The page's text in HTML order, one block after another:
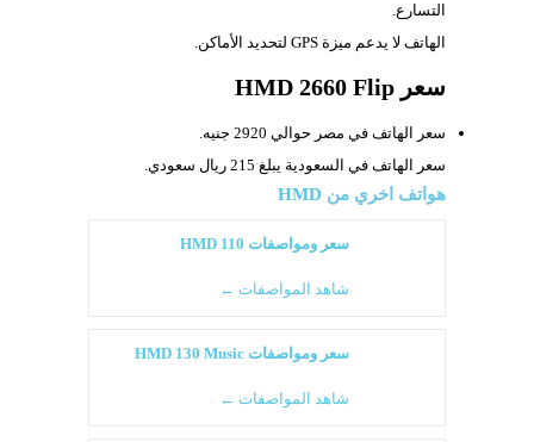
التسارع.
الهاتف لا يدعم ميزة GPS لتحديد الأماكن.
سعر HMD 2660 Flip
سعر الهاتف في مصر حوالي 2920 جنيه.
سعر الهاتف في السعودية يبلغ 215 ريال سعودي.
هواتف اخري من HMD
سعر ومواصفات HMD 110
شاهد المواصفات ←
سعر ومواصفات HMD 130 Music
شاهد المواصفات ←